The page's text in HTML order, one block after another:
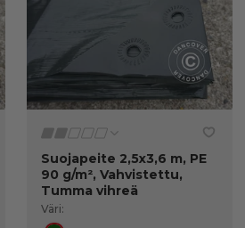
Suojapeite 2,5x3,6 m, PE
90 g/m², Vahvistettu,
Tumma vihreä
Väri: